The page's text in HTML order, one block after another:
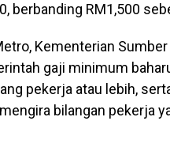
berbanding RM1,500
Kementerian
gaji minimum
pekerja atau lebih,
bilangan pekerja